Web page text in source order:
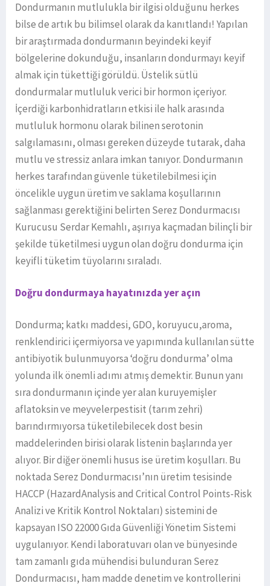
Dondurmanın mutlulukla bir ilgisi olduğunu herkes
bilse de artık bu bilimsel olarak da kanıtlandı! Yapılan
bir araştırmada dondurmanın beyindeki keyif
bölgelerine dokunduğu, insanların dondurmayı keyif
almak için tükettiği görüldü. Üstelik sütlü
dondurmalar mutluluk verici bir hormon içeriyor.
İçerdiği karbonhidratların etkisi ile halk arasında
mutluluk hormonu olarak bilinen serotonin
salgılamasını, olması gereken düzeyde tutarak, daha
mutlu ve stressiz anlara imkan tanıyor. Dondurmanın
herkes tarafından güvenle tüketilebilmesi için
öncelikle uygun üretim ve saklama koşullarının
sağlanması gerektiğini belirten Serez Dondurmacısı
Kurucusu Serdar Kemahlı, aşırıya kaçmadan bilinçli bir
şekilde tüketilmesi uygun olan doğru dondurma için
keyifli tüketim tüyolarını sıraladı.
Doğru dondurmaya hayatınızda yer açın
Dondurma; katkı maddesi, GDO, koruyucu,aroma,
renklendirici içermiyorsa ve yapımında kullanılan sütte
antibiyotik bulunmuyorsa ‘doğru dondurma’ olma
yolunda ilk önemli adımı atmış demektir. Bunun yanı
sıra dondurmanın içinde yer alan kuruyemişler
aflatoksin ve meyvelerpestisit (tarım zehri)
barındırmıyorsa tüketilebilecek dost besin
maddelerinden birisi olarak listenin başlarında yer
alıyor. Bir diğer önemli husus ise üretim koşulları. Bu
noktada Serez Dondurmacısı’nın üretim tesisinde
HACCP (HazardAnalysis and Critical Control Points-Risk
Analizi ve Kritik Kontrol Noktaları) sistemini de
kapsayan ISO 22000 Gıda Güvenliği Yönetim Sistemi
uygulanıyor. Kendi laboratuvarı olan ve bünyesinde
tam zamanlı gıda mühendisi bulunduran Serez
Dondurmacısı, ham madde denetim ve kontrollerini